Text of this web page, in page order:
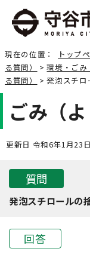
現在の位置： トップ
る質問）
>環境・ごみ
る質問）
> 発泡スチ
ごみ（よ
更新日 令和6年1月23日
質問
発泡スチロールの
回答